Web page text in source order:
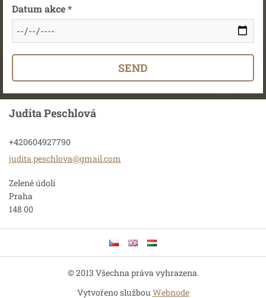
Datum akce *
Judita Peschlová
+420604927790
judita.peschlova@gmail.com
Zelené údolí
Praha
148 00
© 2013 Všechna práva vyhrazena.
Vytvořeno službou Webnode